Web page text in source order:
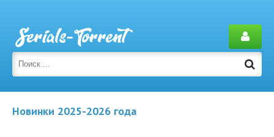
Новинки 2025-2026 года